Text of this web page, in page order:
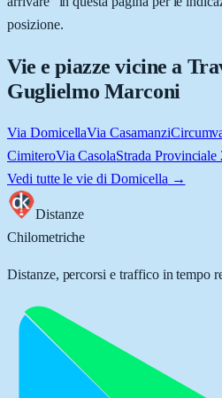
posizione.
Vie e piazze vicine a
Guglielmo Marconi
Via DomicellaVia Casamanzi
CimiteroVia CasolaStrada Provinciale
Vedi tutte le vie di Domicella →
Distanze
Chilometriche
Distanze, percorsi e traffico in tempo